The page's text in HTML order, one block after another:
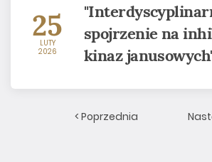
25
LUTY
2026
spojrzenie na
kinaz
< Poprzednia